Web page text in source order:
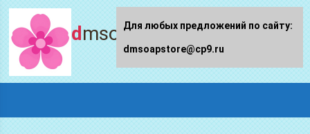
dmsoapstore.ru
Для любых предложений по сайту:
dmsoapstore@cp9.ru